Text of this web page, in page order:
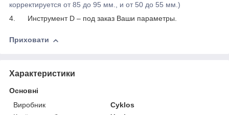
корректируется от 85 до 95 мм., и от 50 до 55 мм.)
4.
Инструмент D – под заказ Ваши параметры.
Приховати
Характеристики
Основні
Виробник
Cyklos